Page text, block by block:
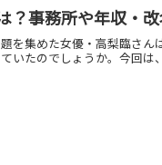
？事務所や年収・
を集めた女優・高梨臨さ
いたのでしょうか。今回